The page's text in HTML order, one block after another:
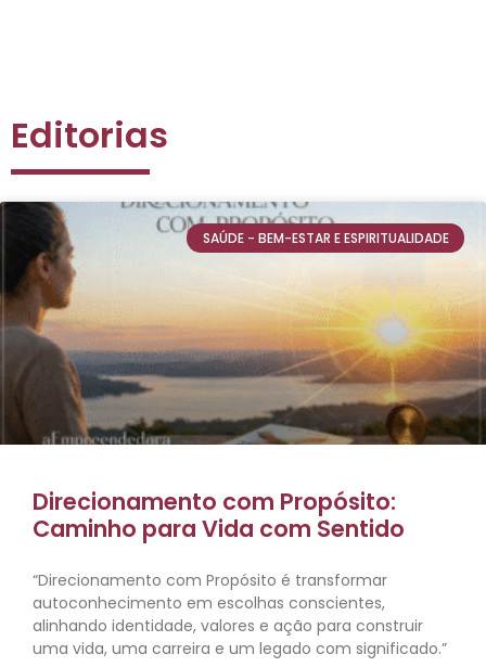
Editorias
SAÚDE - BEM-ESTAR E ESPIRITUALIDADE
Direcionamento com Propósito:
Caminho para Vida com Sentido
“Direcionamento com Propósito é transformar
autoconhecimento em escolhas conscientes,
alinhando identidade, valores e ação para construir
uma vida, uma carreira e um legado com significado.”